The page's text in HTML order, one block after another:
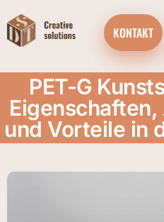
KONTAKT
PET-G
und Vorteile in